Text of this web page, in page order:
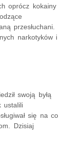
oprócz kokainy
przesłuchani.
narkotyków i
swoją byłą
ustalili
się na co
Dzisiaj